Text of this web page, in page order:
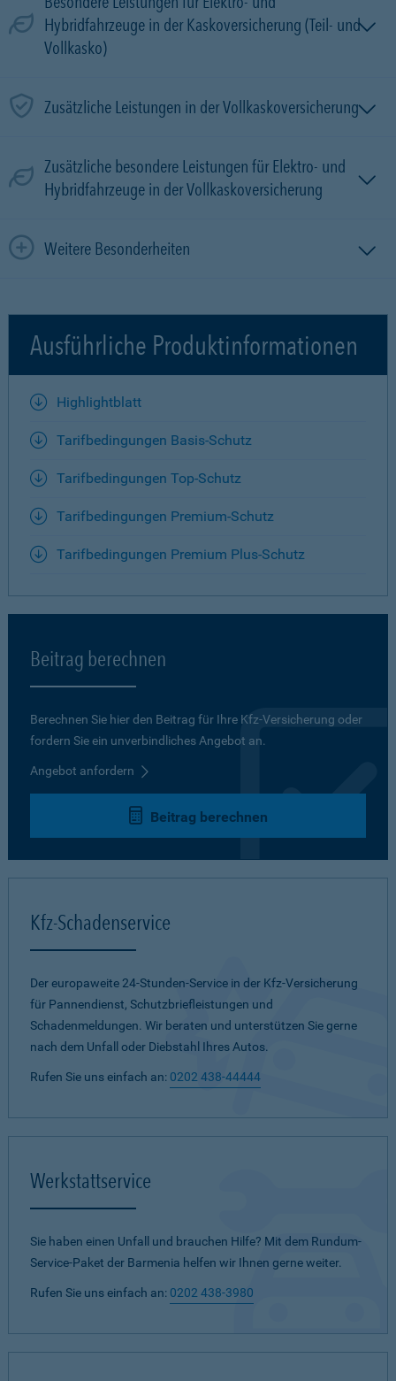
Hybridfahrzeuge in der Kaskoversicherung (Teil- und
Vollkasko)
Zusätzliche Leistungen in der Vollkaskoversicherung
Zusätzliche besondere Leistungen für Elektro- und
Hybridfahrzeuge in der Vollkaskoversicherung
Weitere Besonderheiten
Ausführliche Produktinformationen
Highlightblatt
Tarifbedingungen Basis-Schutz
Tarifbedingungen Top-Schutz
Tarifbedingungen Premium-Schutz
Tarifbedingungen Premium Plus-Schutz
Beitrag berechnen
Berechnen Sie hier den Beitrag für Ihre Kfz-Versicherung oder
fordern Sie ein unverbindliches Angebot an.
Angebot anfordern
Beitrag berechnen
Kfz-Schadenservice
Der europaweite 24-Stunden-Service in der Kfz-Versicherung
für Pannendienst, Schutzbriefleistungen und
Schadenmeldungen. Wir beraten und unterstützen Sie gerne
nach dem Unfall oder Diebstahl Ihres Autos.
Rufen Sie uns einfach an: 0202 438-44444
Werkstattservice
Sie haben einen Unfall und brauchen Hilfe? Mit dem Rundum-
Service-Paket der Barmenia helfen wir Ihnen gerne weiter.
Rufen Sie uns einfach an: 0202 438-3980